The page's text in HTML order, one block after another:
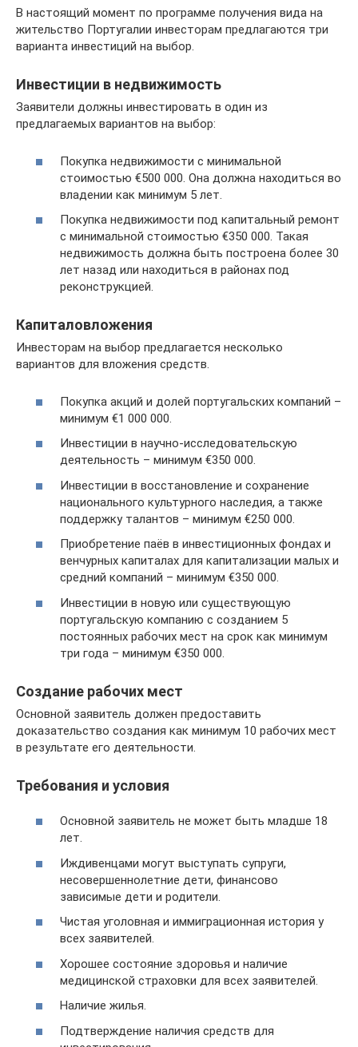
В настоящий момент по программе получения вида на
жительство Португалии инвесторам предлагаются три
варианта инвестиций на выбор.
Инвестиции в недвижимость
Заявители должны инвестировать в один из
предлагаемых вариантов на выбор:
Покупка недвижимости с минимальной
стоимостью €500 000. Она должна находиться во
владении как минимум 5 лет.
Покупка недвижимости под капитальный ремонт
с минимальной стоимостью €350 000. Такая
недвижимость должна быть построена более 30
лет назад или находиться в районах под
реконструкцией.
Капиталовложения
Инвесторам на выбор предлагается несколько
вариантов для вложения средств.
Покупка акций и долей португальских компаний –
минимум €1 000 000.
Инвестиции в научно-исследовательскую
деятельность – минимум €350 000.
Инвестиции в восстановление и сохранение
национального культурного наследия, а также
поддержку талантов – минимум €250 000.
Приобретение паёв в инвестиционных фондах и
венчурных капиталах для капитализации малых и
средний компаний – минимум €350 000.
Инвестиции в новую или существующую
португальскую компанию с созданием 5
постоянных рабочих мест на срок как минимум
три года – минимум €350 000.
Создание рабочих мест
Основной заявитель должен предоставить
доказательство создания как минимум 10 рабочих мест
в результате его деятельности.
Требования и условия
Основной заявитель не может быть младше 18
лет.
Иждивенцами могут выступать супруги,
несовершеннолетние дети, финансово
зависимые дети и родители.
Чистая уголовная и иммиграционная история у
всех заявителей.
Хорошее состояние здоровья и наличие
медицинской страховки для всех заявителей.
Наличие жилья.
Подтверждение наличия средств для